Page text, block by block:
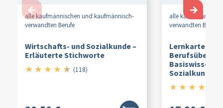
alle kaufmännischen und kaufmännisch-
verwandten Berufe
Wirtschafts- und Sozialkunde –
Erläuterte Stichworte
★ ★ ★ ★ ★4.5/5
(118)
alle
verwandten Berufe
Lernkarten
Basiswissen
Sozialkunde
★ ★ ★ ★
← →